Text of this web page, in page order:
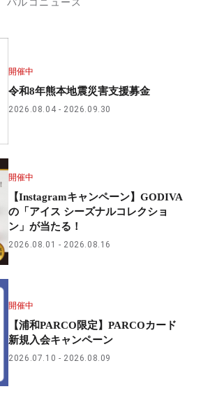
パルコニュース
開催中
令和8年熊本地震災害支援募金
2026.08.04 2026.09.30
開催中
【Instagramキャンペーン】GODIVA
の「アイス シーズナルコレクショ
ン」が当たる！
2026.08.01 2026.08.16
開催中
【浦和PARCO限定】PARCOカード
新規入会キャンペーン
2026.07.10 2026.08.09